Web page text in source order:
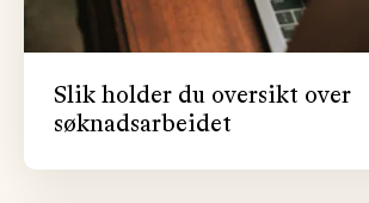
Slik holder du oversikt over
søknadsarbeidet